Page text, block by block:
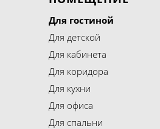
Для гостиной
Для детской
Для кабинета
Для коридора
Для кухни
Для офиса
Для спальни